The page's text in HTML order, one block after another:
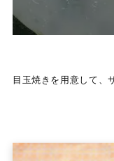
目玉焼きを用意して、